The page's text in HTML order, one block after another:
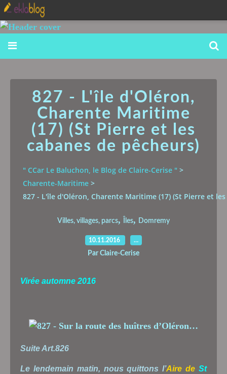
827 - L'île d'Oléron,
Charente Maritime
(17) (St Pierre et les
cabanes de pêcheurs)
" CCar Le Baluchon, le Blog de Claire-Cerise " >
Charente-Maritime >
827 - L'île d'Oléron, Charente Maritime (17) (St Pierre et
Villes, villages, parcs, Îles, Domremy
10.11.2016 …
Par Claire-Cerise
Virée automne 2016
Suite Art.826
Le lendemain matin, nous quittons l’Aire de St